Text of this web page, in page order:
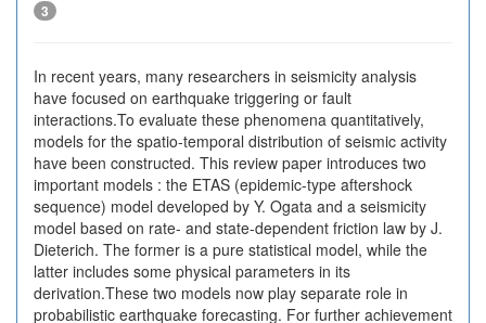
3
In recent years, many researchers in seismicity analysis
have focused on earthquake triggering or fault
interactions.To evaluate these phenomena quantitatively,
models for the spatio-temporal distribution of seismic activity
have been constructed. This review paper introduces two
important models : the ETAS (epidemic-type aftershock
sequence) model developed by Y. Ogata and a seismicity
model based on rate- and state-dependent friction law by J.
Dieterich. The former is a pure statistical model, while the
latter includes some physical parameters in its
derivation.These two models now play separate role in
probabilistic earthquake forecasting. For further achievement